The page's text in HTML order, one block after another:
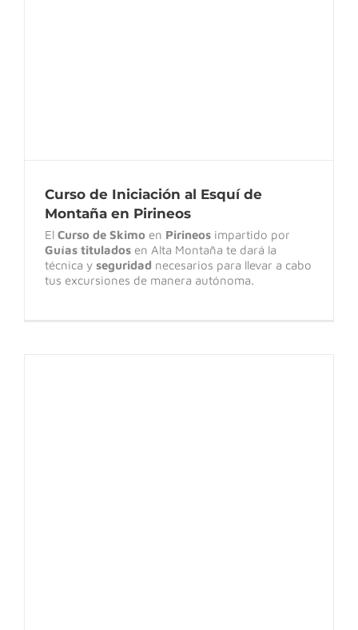
Curso de Iniciación al Esquí de
Montaña en Pirineos
El Curso de Skimo en Pirineos impartido por
Guías titulados en Alta Montaña te dará la
técnica y seguridad necesarios para llevar a cabo
tus excursiones de manera autónoma.